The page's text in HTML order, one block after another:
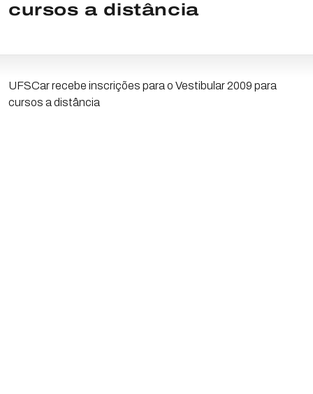
cursos a distância
UFSCar recebe inscrições para o Vestibular 2009 para
cursos a distância